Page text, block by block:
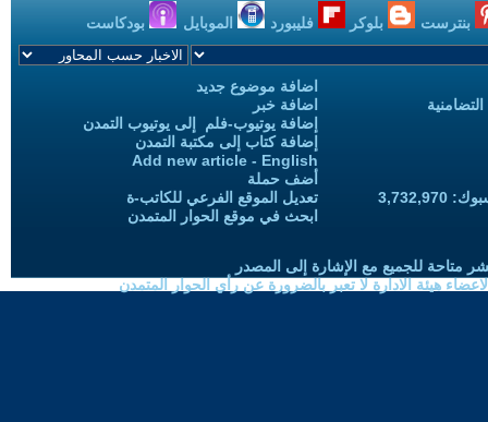
بنترست بلوكر فليبورد الموبايل بودكاست
اضافة موضوع جديد
اضافة خبر
إضافة يوتيوب-فلم إلى يوتيوب التمدن
إضافة كتاب إلى مكتبة التمدن
Add new article - English
أضف حملة
تعديل الموقع الفرعي للكاتب-ة
ابحث في موقع الحوار المتمدن
متاحة للجميع مع الإشارة إلى المصدر
هيئة الادارة لا تعبر بالضرورة عن رأي الحوار المتمدن